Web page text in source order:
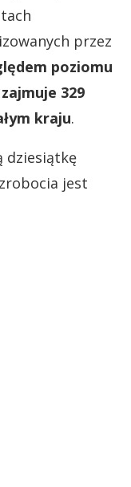
przez
poziomu
329
kraju.
dziesiątkę
jest